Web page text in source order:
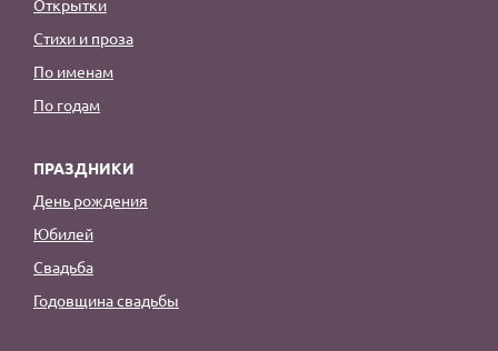
Открытки
Стихи и проза
По именам
По годам
ПРАЗДНИКИ
День рождения
Юбилей
Свадьба
Годовщина свадьбы